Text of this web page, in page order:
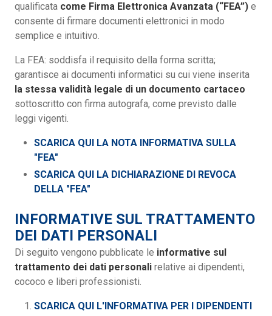
qualificata come Firma Elettronica Avanzata (“FEA”) e
consente di firmare documenti elettronici in modo
semplice e intuitivo.
La FEA: soddisfa il requisito della forma scritta;
garantisce ai documenti informatici su cui viene inserita
la stessa validità legale di un documento cartaceo
sottoscritto con firma autografa, come previsto dalle
leggi vigenti.
SCARICA QUI LA NOTA INFORMATIVA SULLA
"FEA"
SCARICA QUI LA DICHIARAZIONE DI REVOCA
DELLA "FEA"
INFORMATIVE SUL TRATTAMENTO
DEI DATI PERSONALI
Di seguito vengono pubblicate le informative sul
trattamento dei dati personali relative ai dipendenti,
cococo e liberi professionisti.
SCARICA QUI L'INFORMATIVA PER I DIPENDENTI